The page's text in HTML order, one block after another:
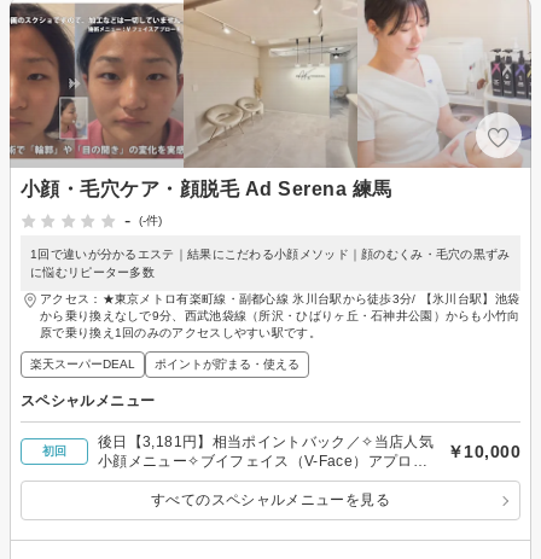
小顔・毛穴ケア・顔脱毛 Ad Serena 練馬
-
(-件)
1回で違いが分かるエステ｜結果にこだわる小顔メソッド｜顔のむくみ・毛穴の黒ずみ
に悩むリピーター多数
アクセス：★東京メトロ有楽町線・副都心線 氷川台駅から徒歩3分/ 【氷川台駅】池袋
から乗り換えなしで9分、西武池袋線（所沢・ひばりヶ丘・石神井公園）からも小竹向
原で乗り換え1回のみのアクセスしやすい駅です。
楽天スーパーDEAL ポイントが貯まる・使える
スペシャルメニュー
初回
後日【3,181円】相当ポイントバック／✧当店人気
小顔メニュー✧ブイフェイス（V-Face）アプロー
チ
￥10,000
すべてのスペシャルメニューを見る